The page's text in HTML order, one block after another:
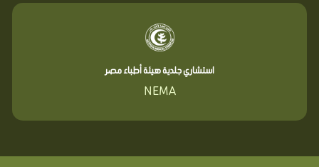
استشاري جلدية هيئة أطباء مصر
NEMA